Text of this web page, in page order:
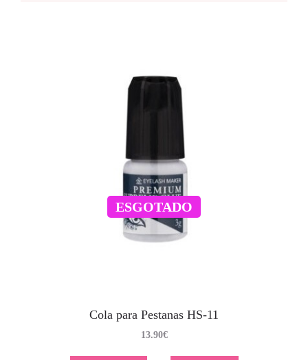
ESGOTADO
Cola para Pestanas HS-11
13.90€